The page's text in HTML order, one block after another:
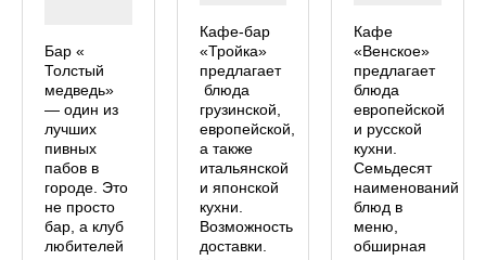
Бар «
Толстый
медведь»
— один из
лучших
пивных
пабов в
городе. Это
не просто
бар, а клуб
любителей
Кафе-бар
«Тройка»
предлагает
блюда
грузинской,
европейской,
а также
итальянской
и японской
кухни.
Возможность
доставки.
Кафе
«Венское»
предлагает
блюда
европейской
и русской
кухни.
Семьдесят
наименований
блюд в
меню,
обширная